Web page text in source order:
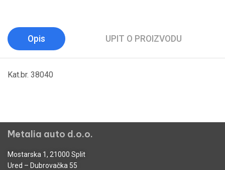
Opis UPIT O PROIZVODU
Kat.br. 38040
Metalia auto d.o.o.
Mostarska 1, 21000 Split
Ured – Dubrovačka 55